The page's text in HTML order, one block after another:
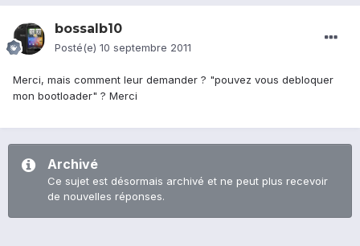
bossalb10
Posté(e) 10 septembre 2011
Merci, mais comment leur demander ? "pouvez vous debloquer
mon bootloader" ? Merci
Archivé
Ce sujet est désormais archivé et ne peut plus recevoir
de nouvelles réponses.